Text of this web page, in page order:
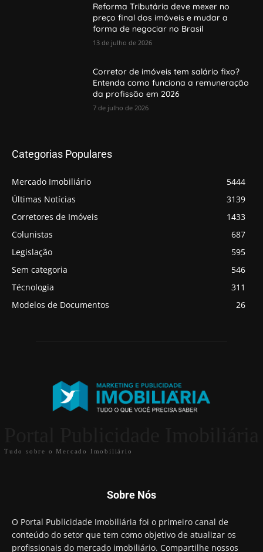
Reforma Tributária deve mexer no
preço final dos imóveis e mudar a
forma de negociar no Brasil
13 de julho de 2026
Corretor de imóveis tem salário fixo?
Entenda como funciona a remuneração
da profissão em 2026
7 de julho de 2026
Categorias Populares
Mercado Imobiliário
5444
Últimas Notícias
3139
Corretores de Imóveis
1433
Colunistas
687
Legislação
595
Sem categoria
546
Técnologia
311
Modelos de Documentos
26
Tudo sobre o Mercado Imobiliário
Sobre Nós
O Portal Publicidade Imobiliária foi o primeiro canal de
conteúdo do setor que tem como objetivo de atualizar os
profissionais do mercado imobiliário. Compartilhe nossos